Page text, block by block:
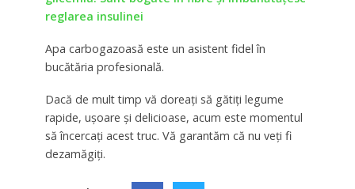
reglarea insulinei
Apa carbogazoasă este un asistent fidel în
bucătăria profesională.
Dacă de mult timp vă doreați să gătiți legume
rapide, ușoare și delicioase, acum este momentul
să încercați acest truc. Vă garantăm că nu veți fi
dezamăgiți.